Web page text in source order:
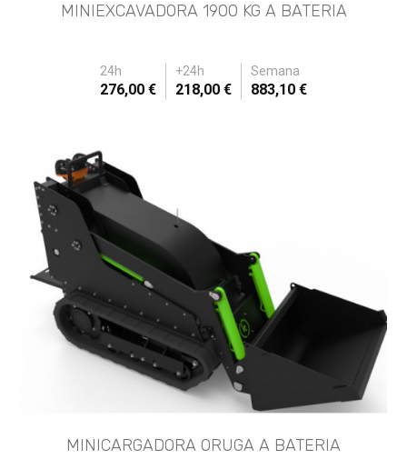
MINIEXCAVADORA 1900 KG A BATERIA
24h +24h Semana
276,00 € 218,00 € 883,10 €
MINICARGADORA ORUGA A BATERIA